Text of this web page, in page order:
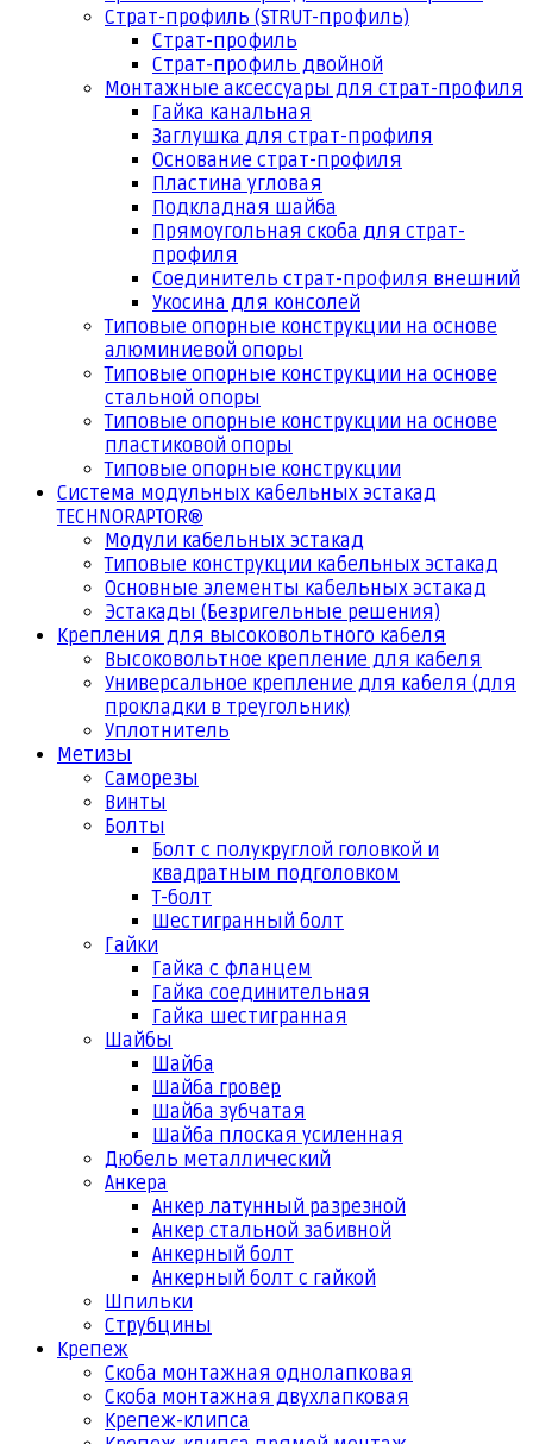
Страт-профиль (STRUT-профиль)
Страт-профиль
Страт-профиль двойной
Монтажные аксессуары для страт-профиля
Гайка канальная
Заглушка для страт-профиля
Основание страт-профиля
Пластина угловая
Подкладная шайба
Прямоугольная скоба для страт-
профиля
Соединитель страт-профиля внешний
Укосина для консолей
Типовые опорные конструкции на основе
алюминиевой опоры
Типовые опорные конструкции на основе
стальной опоры
Типовые опорные конструкции на основе
пластиковой опоры
Типовые опорные конструкции
Система модульных кабельных эстакад
TECHNORAPTOR®
Модули кабельных эстакад
Типовые конструкции кабельных эстакад
Основные элементы кабельных эстакад
Эстакады (Безригельные решения)
Крепления для высоковольтного кабеля
Высоковольтное крепление для кабеля
Универсальное крепление для кабеля (для
прокладки в треугольник)
Уплотнитель
Метизы
Саморезы
Винты
Болты
Болт с полукруглой головкой и
квадратным подголовком
Т-болт
Шестигранный болт
Гайки
Гайка с фланцем
Гайка соединительная
Гайка шестигранная
Шайбы
Шайба
Шайба гровер
Шайба зубчатая
Шайба плоская усиленная
Дюбель металлический
Анкера
Анкер латунный разрезной
Анкер стальной забивной
Анкерный болт
Анкерный болт с гайкой
Шпильки
Струбцины
Крепеж
Скоба монтажная однолапковая
Скоба монтажная двухлапковая
Крепеж-клипса